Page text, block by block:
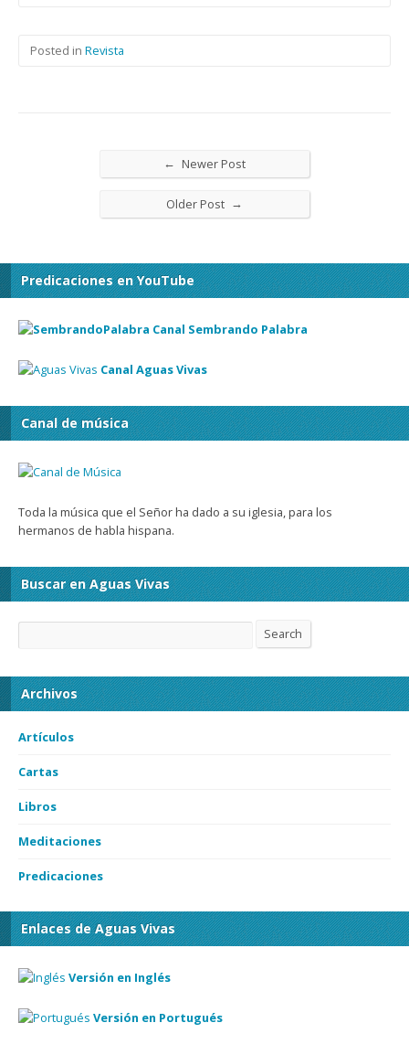
Posted in Revista
← Newer Post
Older Post →
Predicaciones en YouTube
Canal Sembrando Palabra
Canal Aguas Vivas
Canal de música
Toda la música que el Señor ha dado a su iglesia, para los
hermanos de habla hispana.
Buscar en Aguas Vivas
Search Search
Archivos
Artículos
Cartas
Libros
Meditaciones
Predicaciones
Enlaces de Aguas Vivas
Versión en Inglés
Versión en Portugués